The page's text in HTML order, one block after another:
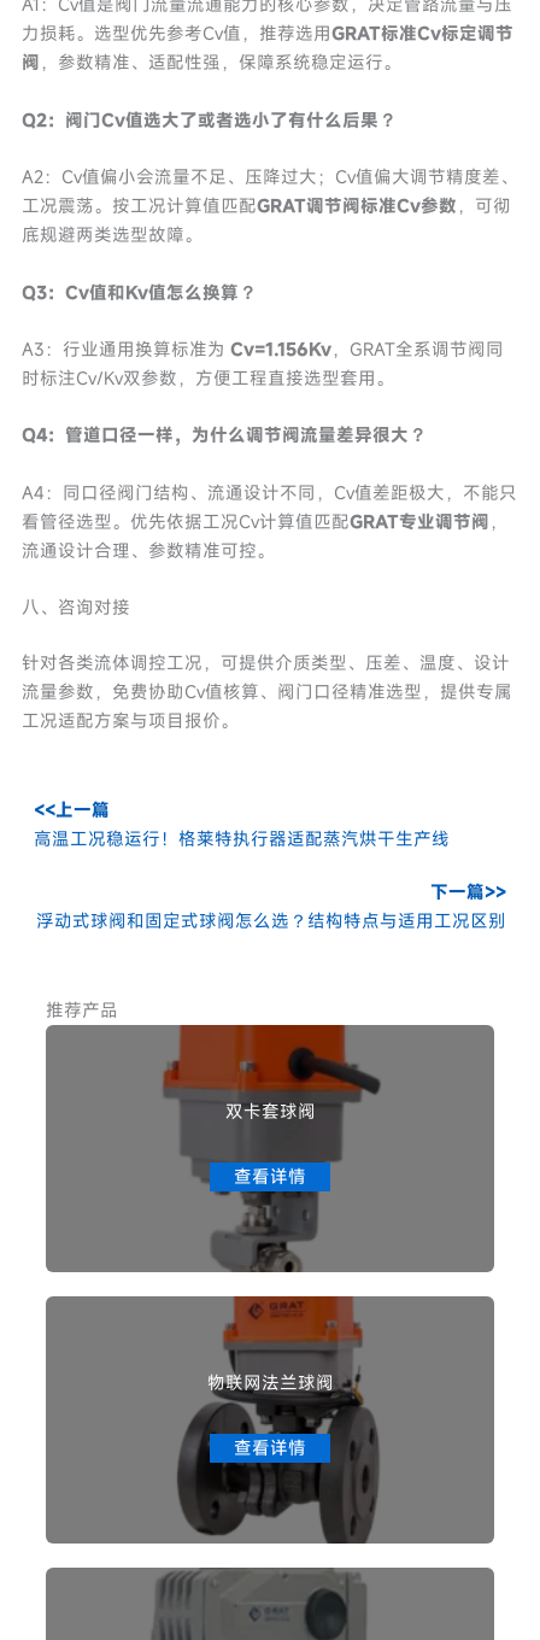
A1：Cv值是阀门流量流通能力的核心参数，决定管路流量与压
力损耗。选型优先参考Cv值，推荐选用GRAT标准Cv标定调节
阀 ，参数精准、适配性强，保障系统稳定运行。
Q2：阀门Cv值选大了或者选小了有什么后果？
A2：Cv值偏小会流量不足、压降过大；Cv值偏大调节精度差、
工况震荡。按工况计算值匹配GRAT调节阀标准Cv参数 ，可彻
底规避两类选型故障。
Q3：Cv值和Kv值怎么换算？
A3：行业通用换算标准为 Cv=1.156Kv，GRAT全系调节阀同
时标注Cv/Kv双参数，方便工程直接选型套用。
Q4：管道口径一样，为什么调节阀流量差异很大？
A4：同口径阀门结构、流通设计不同，Cv值差距极大，不能只
看管径选型。优先依据工况Cv计算值匹配GRAT专业调节阀 ，
流通设计合理、参数精准可控。
八、咨询对接
针对各类流体调控工况，可提供介质类型、压差、温度、设计
流量参数，免费协助Cv值核算、阀门口径精准选型，提供专属
工况适配方案与项目报价。
<<上一篇
高温工况稳运行！格莱特执行器适配蒸汽烘干生产线
下一篇>>
浮动式球阀和固定式球阀怎么选？结构特点与适用工况区别
推荐产品
双卡套球阀
查看详情
物联网法兰球阀
查看详情